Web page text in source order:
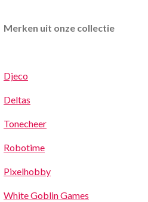
Merken uit onze collectie
Djeco
Deltas
Tonecheer
Robotime
Pixelhobby
White Goblin Games